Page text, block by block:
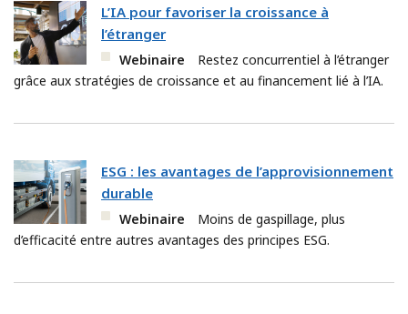
L’IA pour favoriser la croissance à
l’étranger
Webinaire
Restez concurrentiel à l’étranger
grâce aux stratégies de croissance et au financement lié à l’IA.
ESG : les avantages de l’approvisionnement
durable
Webinaire
Moins de gaspillage, plus
d’efficacité entre autres avantages des principes ESG.